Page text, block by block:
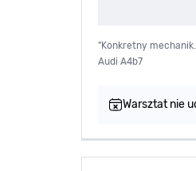
"Konkretny
Audi A4b7
Warsztat nie